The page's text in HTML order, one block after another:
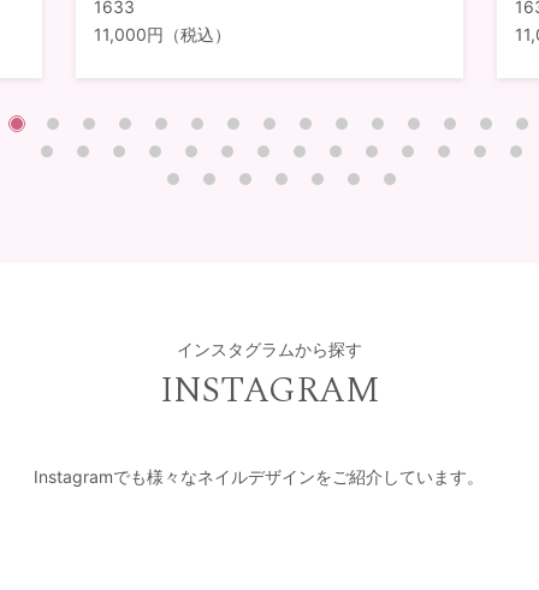
1633
11,000円（税込）
インスタグラムから探す
INSTAGRAM
Instagramでも様々なネイルデザインをご紹介しています。